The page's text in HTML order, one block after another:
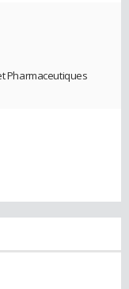
Pharmaceutiques